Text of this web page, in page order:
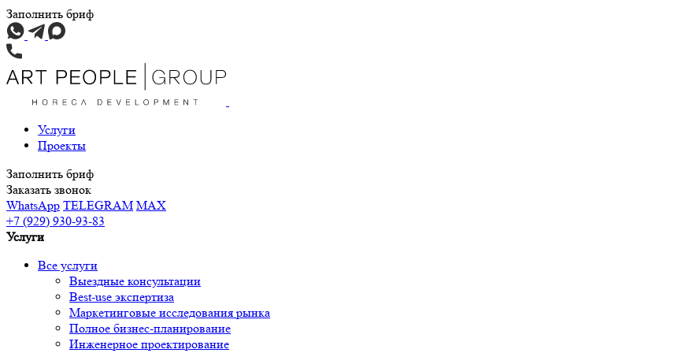
Заполнить бриф
Услуги
Проекты
Заполнить бриф
Заказать звонок
WhatsApp TELEGRAM MAX
+7 (929) 930-93-83
Услуги
Все услуги
Выездные консультации
Best-use экспертиза
Маркетинговые исследования рынка
Полное бизнес-планирование
Инженерное проектирование